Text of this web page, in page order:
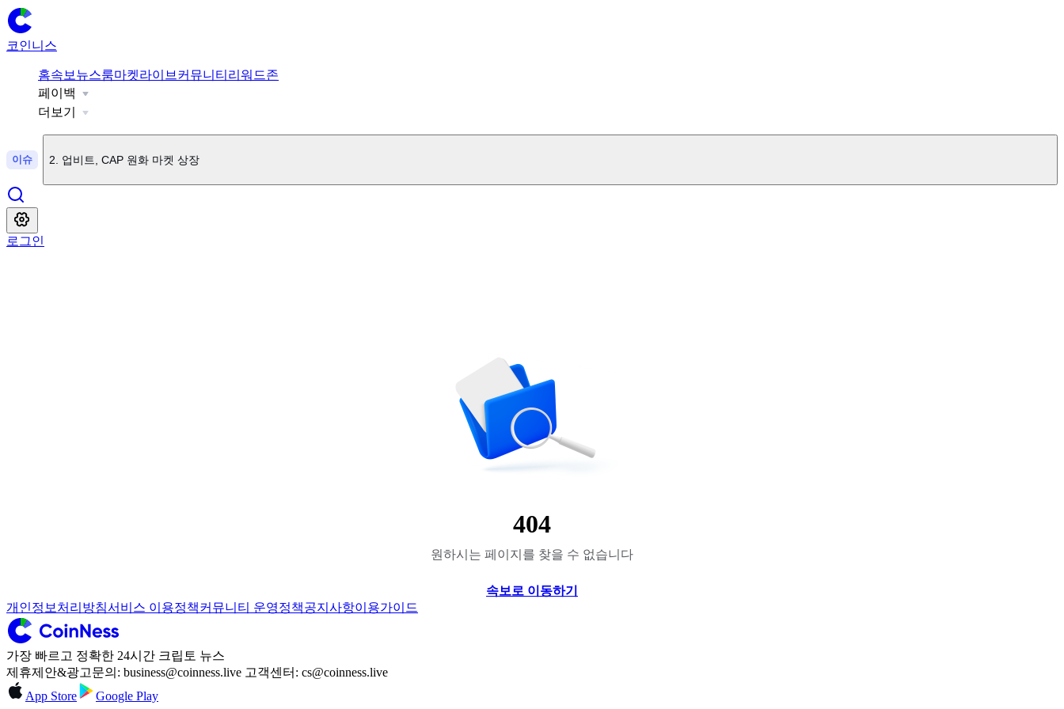
코인니스
홈속보 뉴스룸마켓라이브 커뮤니티 리워드존
페이백
더보기
이슈
1.국내 암호화폐 거래량 6년 만 최소 수준
2 업비트, CAP 원화 마켓 상장
로그인
404
원하시는 페이지를 찾을 수 없습니다
속보로 이동하기
개인정보처리방침서비스 이용정책커뮤니티 운영정책공지사항이용가이드
가장 빠르고 정확한 24시간 크립토 뉴스
제휴제안&광고문의: business@coinness.live 고객센터: cs@coinness.live
App Store
Google Play